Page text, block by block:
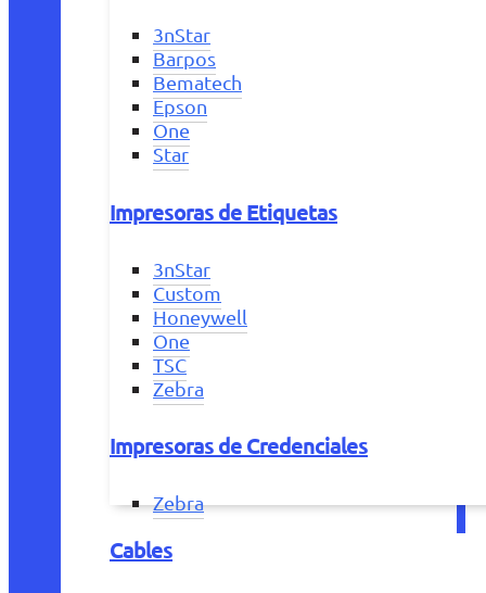
3nStar
Barpos
Bematech
Epson
One
Star
Impresoras de Etiquetas
3nStar
Custom
Honeywell
One
TSC
Zebra
Impresoras de Credenciales
Zebra
Cables